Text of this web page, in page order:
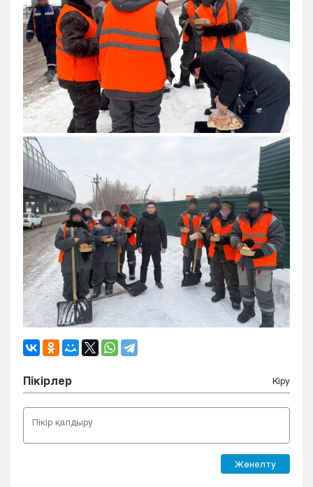
Пікірлер Кіру
Жөнелту